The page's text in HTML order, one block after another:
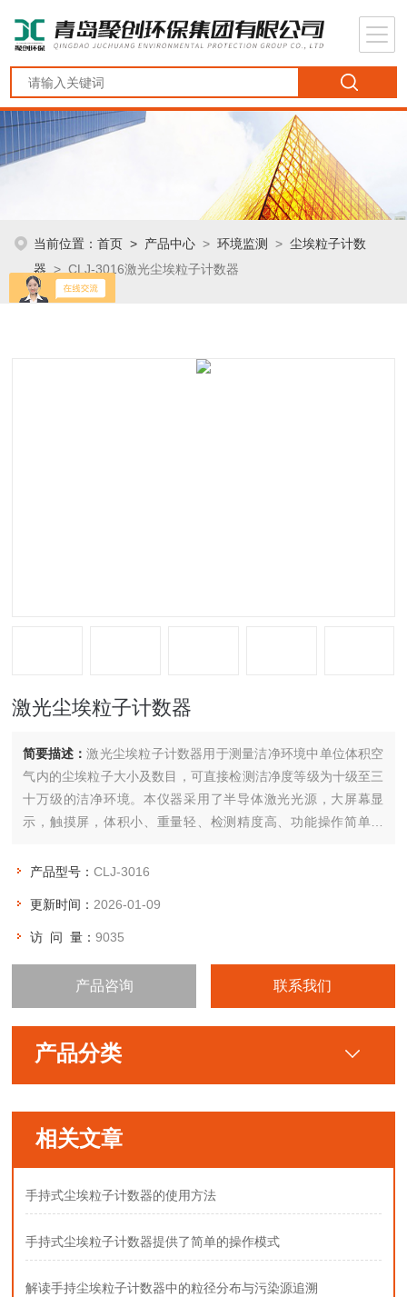
当前位置：首页 > 产品中心 >环境监测 >尘埃粒子计数
器 > CLJ-3016激光尘埃粒子计数器
激光尘埃粒子计数器
简要描述：激光尘埃粒子计数器用于测量洁净环境中单位体积空
气内的尘埃粒子大小及数目，可直接检测洁净度等级为十级至三
十万级的洁净环境。本仪器采用了半导体激光光源，大屏幕显
示，触摸屏，体积小、重量轻、检测精度高、功能操作简单明
便利。
产品型号：CLJ-3016
更新时间： 2026-01-09
访 问 量：9035
产品咨询 联系我们
产品分类
相关文章
手持式尘埃粒子计数器的使用方法
手持式尘埃粒子计数器提供了简单的操作模式
解读手持尘埃粒子计数器中的粒径分布与污染源追溯